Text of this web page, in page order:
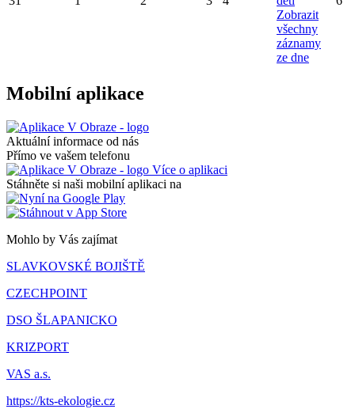
Zobrazit
všechny
záznamy
ze dne
Mobilní aplikace
Aktuální informace od nás
Přímo ve vašem telefonu
Více o aplikaci
Stáhněte si naši mobilní aplikaci na
Mohlo by Vás zajímat
SLAVKOVSKÉ BOJIŠTĚ
CZECHPOINT
DSO ŠLAPANICKO
KRIZPORT
VAS a.s.
https://kts-ekologie.cz